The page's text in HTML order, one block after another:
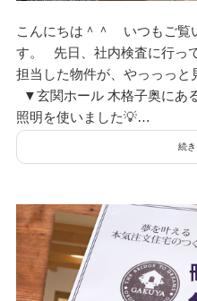
こんにちは＾＾ いつもご覧
す。 先日、社内検査に行っ
担当した物件が、やっっっと
▼玄関ホール 木格子奥にあ
照明を使いました💡…
続